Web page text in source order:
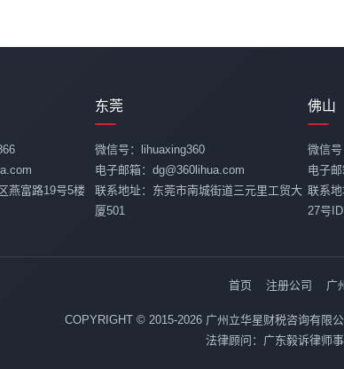
燕富路19号5楼
东莞
微信号：lihuaxing360
电子邮箱：dg@360lihua.com
联系地址：东莞市南城街道三元里工贸大
厦501
佛山
微信
电子
联系
27号
首页 注册公司 广
COPYRIGHT © 2015-2026 广州立华星财税咨询有
法律顾问：广东毅诉律师